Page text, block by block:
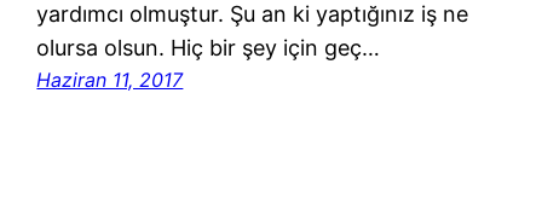
yardımcı olmuştur. Şu an ki yaptığınız iş ne
olursa olsun. Hiç bir şey için geç…
Haziran 11, 2017